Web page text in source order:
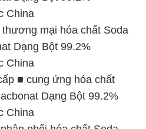
■ cung ứng hóa chất
Dạng Bột 99.2%
China
phối hóa chất Soda
Dạng Bột 99.2%
China
phối ) hóa chất Soda Nóng
Bột 99.2% Redtriangle